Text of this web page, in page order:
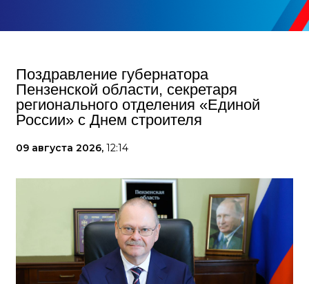
Поздравление губернатора
Пензенской области, секретаря
регионального отделения «Единой
России» с Днем строителя
09 августа 2026, 12:14